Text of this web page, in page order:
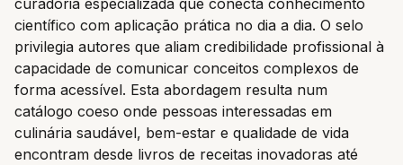
científico com aplicação prática no dia a dia. O selo
privilegia autores que aliam credibilidade profissional à
capacidade de comunicar conceitos complexos de
forma acessível. Esta abordagem resulta num
catálogo coeso onde pessoas interessadas em
culinária saudável, bem-estar e qualidade de vida
encontram desde livros de receitas inovadoras até